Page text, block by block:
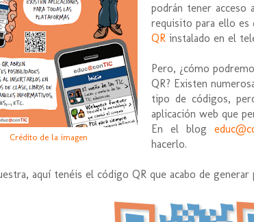
Crédito de la imagen
podrán tener acceso
requisito para ello es
QR instalado en el
Pero, ¿cómo
QR? Existen
tipo de códigos,
aplicación web que
En el blog
hacerlo.
aquí tenéis el código QR que acabo de generar